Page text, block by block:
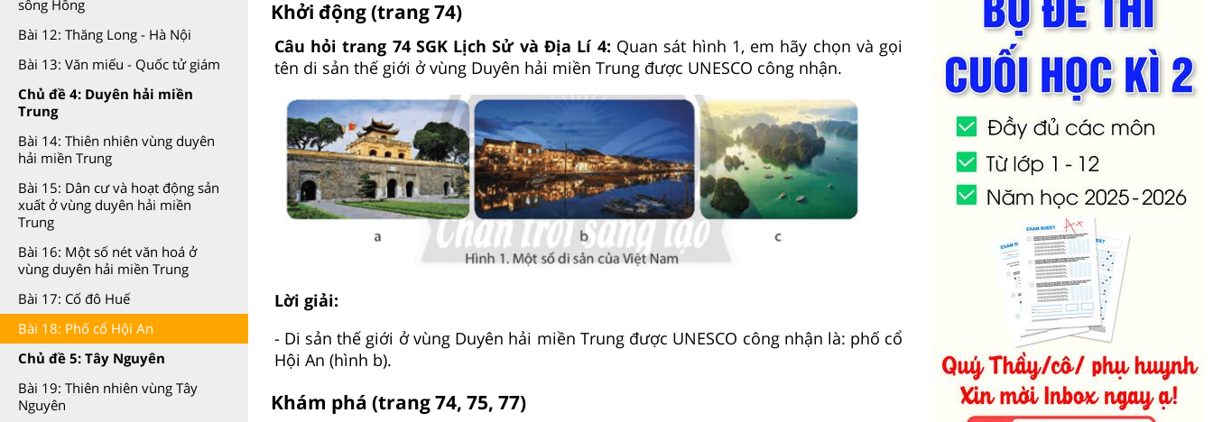
sông Hồng
Bài 12: Thăng Long - Hà Nội
Bài 13: Văn miếu - Quốc tử giám
Chủ đề 4: Duyên hải miền
Trung
Bài 14: Thiên nhiên vùng duyên
hải miền Trung
Bài 15: Dân cư và hoạt động sản
xuất ở vùng duyên hải miền
Trung
Bài 16: Một số nét văn hoá ở
vùng duyên hải miền Trung
Bài 17: Cố đô Huế
Bài 18: Phố cổ Hội An
Chủ đề 5: Tây Nguyên
Bài 19: Thiên nhiên vùng Tây
Nguyên
Khởi động (trang 74)
Câu hỏi trang 74 SGK Lịch Sử và Địa Lí 4: Quan sát hình 1, em hãy chọn và gọi
tên di sản thế giới ở vùng Duyên hải miền Trung được UNESCO công nhận.
Lời giải:
- Di sản thế giới ở vùng Duyên hải miền Trung được UNESCO công nhận là: phố cổ
Hội An (hình b).
Khám phá (trang 74, 75, 77)